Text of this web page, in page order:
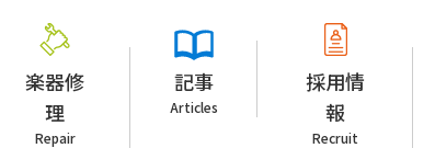
楽器修
理
Repair
記事
Articles
採用情
報
Recruit